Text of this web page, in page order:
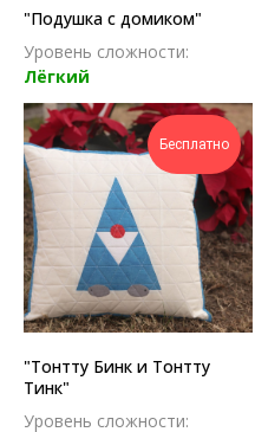
"Подушка с домиком"
Уровень сложности:
Лёгкий
Бесплатно
"Тонтту Бинк и Тонтту
Тинк"
Уровень сложности: